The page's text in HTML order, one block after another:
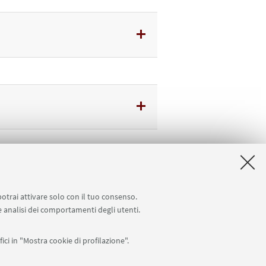
attivare solo con il tuo consenso.
analisi dei comportamenti degli utenti.
in "Mostra cookie di profilazione".